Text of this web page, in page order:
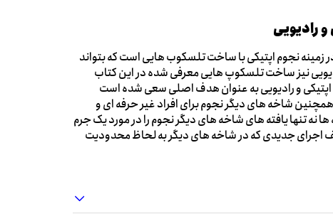
رادیویی
نجوم اپتیکی با ساخت تلسکوب هایی است که بتواند
نیز ساخت تلسکوپ هایی معرفی شده در این کتاب
و رادیویی به عنوان هدف اصلی سعی شده است
شاخه های دیگر نجوم برای افراد غیر حرفه ای و
نه تنها یافته های شاخه های دیگر نجوم را در مورد یک جرم
اجرای جدیدی که در شاخه های دیگر به لحاظ محدودیت